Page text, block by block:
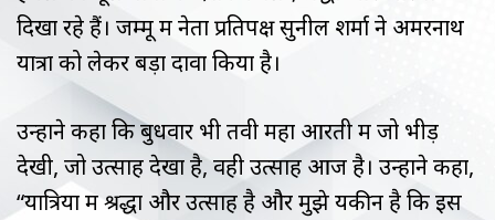
दिखा रहे हैं। जम्मू में नेता प्रतिपक्ष सुनील शर्मा ने अमरनाथ
यात्रा को लेकर बड़ा दावा किया है।
उन्होंने कहा कि बुधवार भी तवी महा आरती में जो भीड़
देखी, जो उत्साह देखा है, वही उत्साह आज है। उन्होंने कहा,
“यात्रियों में श्रद्धा और उत्साह है और मुझे यकीन है कि इस